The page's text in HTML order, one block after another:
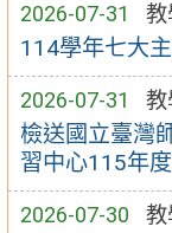
2026-07-31 教
114學年七大
2026-07-31 教
檢送國立臺灣
習中心115年
2026-07-30 教